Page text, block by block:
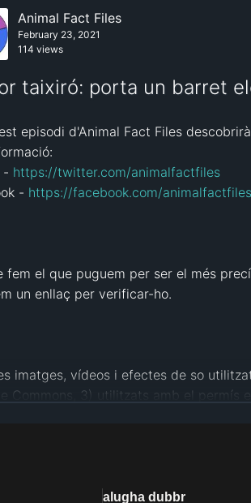
Animal Fact Files
February 23, 2021
114 views
taixiró: porta un barret
episodi d'Animal Fact Files
- https://twitter.com/animalfactfiles
- https://facebook.com/animalfactfiles
fem el que puguem per ser el més
un enllaç per verificar-ho.
imatges, vídeos i efectes de so
Commons, 3) utilitzats amb el permís
alugha dubbr